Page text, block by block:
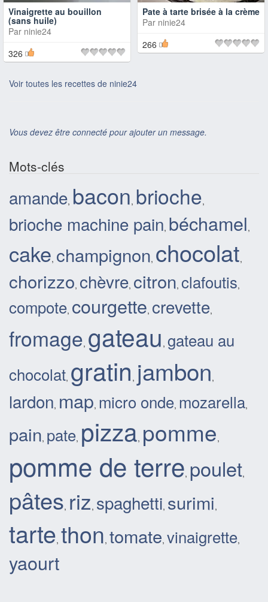
Vinaigrette au bouillon
(sans huile)
Par ninie24
326
Pate à tarte brisée à la crème
Par ninie24
266
Voir toutes les recettes de ninie24
Vous devez être connecté pour ajouter un message.
Mots-clés
amande, bacon, brioche,
brioche machine pain, béchamel,
cake, champignon, chocolat,
chorizzo, chèvre, citron, clafoutis,
compote, courgette, crevette,
fromage, gateau , gateau au
chocolat, gratin , jambon,
lardon, map, micro onde, mozarella,
pain, pate, pizza, pomme,
pomme de terre, poulet,
pâtes, riz, spaghetti, surimi,
tarte, thon, tomate, vinaigrette,
yaourt